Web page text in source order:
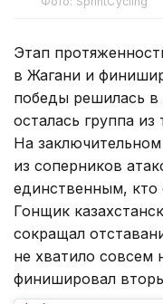
Этап
в Жагани и
победы решилась в
осталась группа
На
из соперников
единственным, кто
Гонщик
сокращал
не хватило
финишировал